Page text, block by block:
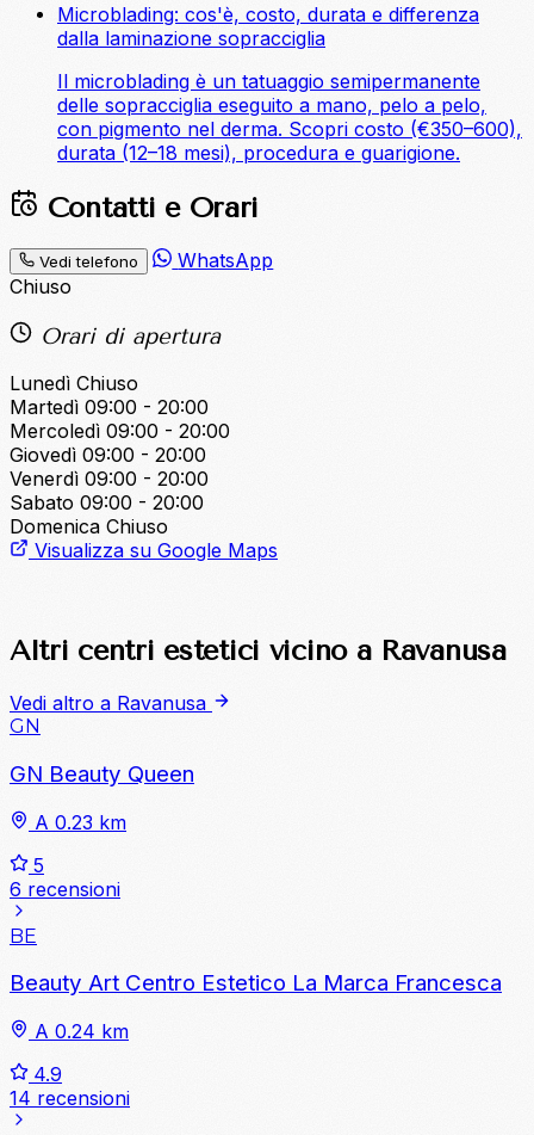
Microblading: cos'è, costo, durata e differenza
dalla laminazione sopracciglia
Il microblading è un tatuaggio semipermanente
delle sopracciglia eseguito a mano, pelo a pelo,
con pigmento nel derma. Scopri costo (€350–600),
durata (12–18 mesi), procedura e guarigione.
Contatti e Orari
Vedi telefono
WhatsApp
Chiuso
Orari di apertura
Lunedì Chiuso
Martedì 09:00 - 20:00
Mercoledì 09:00 - 20:00
Giovedì 09:00 - 20:00
Venerdì 09:00 - 20:00
Sabato 09:00 - 20:00
Domenica Chiuso
Visualizza su Google Maps
Altri centri estetici vicino a Ravanusa
Vedi altro a Ravanusa
GN
GN Beauty Queen
A 0.23 km
5
6 recensioni
BE
Beauty Art Centro Estetico La Marca Francesca
A 0.24 km
4.9
14 recensioni